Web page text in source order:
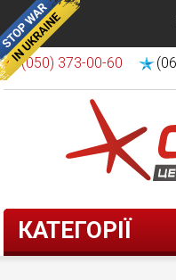
(050) 373-00-60
КАТЕГОРІЇ